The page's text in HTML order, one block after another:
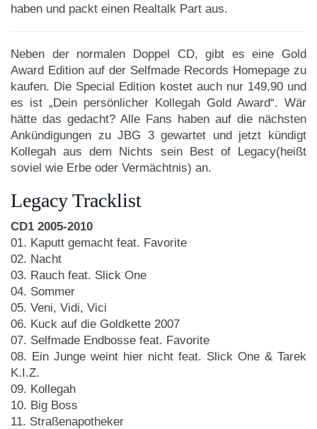
haben und packt einen Realtalk Part aus.
Neben der normalen Doppel CD, gibt es eine Gold
Award Edition auf der Selfmade Records Homepage zu
kaufen. Die Special Edition kostet auch nur 149,90 und
es ist „Dein persönlicher Kollegah Gold Award“. Wär
hätte das gedacht? Alle Fans haben auf die nächsten
Ankündigungen zu JBG 3 gewartet und jetzt kündigt
Kollegah aus dem Nichts sein Best of Legacy(heißt
soviel wie Erbe oder Vermächtnis) an.
Legacy Tracklist
CD1 2005-2010
01. Kaputt gemacht feat. Favorite
02. Nacht
03. Rauch feat. Slick One
04. Sommer
05. Veni, Vidi, Vici
06. Kuck auf die Goldkette 2007
07. Selfmade Endbosse feat. Favorite
08. Ein Junge weint hier nicht feat. Slick One & Tarek
K.I.Z.
09. Kollegah
10. Big Boss
11. Straßenapotheker